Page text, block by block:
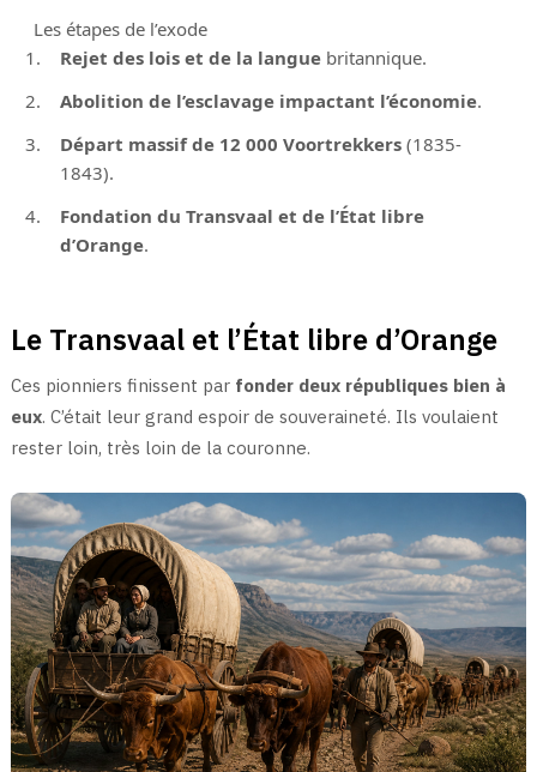
Les étapes de l’exode
Rejet des lois et de la languebritannique.
Abolition de l’esclavage impactant l’économie.
Départ massif de 12 000 Voortrekkers(1835-
1843).
Fondation du Transvaal et de l’État libre
d’Orange.
Le Transvaal et l’État libre d’Orange
Ces pionniers finissent par fonder deux républiques bien à
eux. C’était leur grand espoir de souveraineté. Ils voulaient
rester loin, très loin de la couronne.